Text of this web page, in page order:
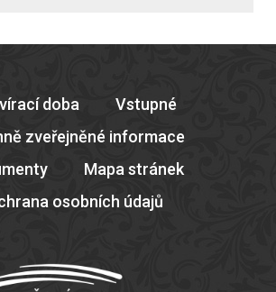
doba
Vstupné
zveřejněné informace
Mapa stránek
osobních údajů